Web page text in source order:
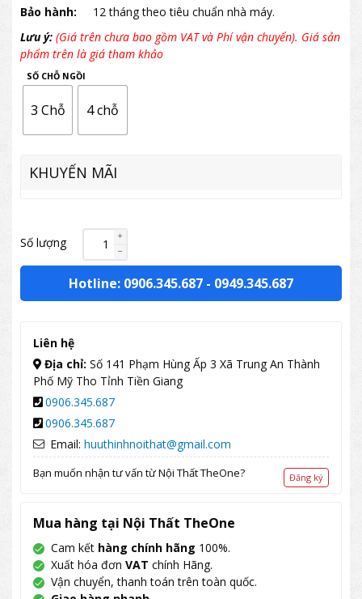
Bảo hành:
12 tháng theo tiêu chuẩn nhà máy.
Lưu ý: (Giá trên chưa bao gồm VAT và Phí vận chuyển). Giá sản
phẩm trên là giá tham khảo
SỐ CHỖ NGỒI
3 Chỗ 4 chỗ
KHUYẾN MÃI
Số lượng
Hotline: 0906.345.687 - 0949.345.687
Liên hệ
Địa chỉ: Số 141 Phạm Hùng Ấp 3 Xã Trung An Thành
Phố Mỹ Tho Tỉnh Tiền Giang
0906.345.687
0906.345.687
Email: huuthinhnoithat@gmail.com
Bạn muốn nhận tư vấn từ Nội Thất TheOne? Đăng ký
Mua hàng tại Nội Thất TheOne
Cam kết hàng chính hãng 100%.
Xuất hóa đơn VAT chính Hãng.
Vận chuyển, thanh toán trên toàn quốc.